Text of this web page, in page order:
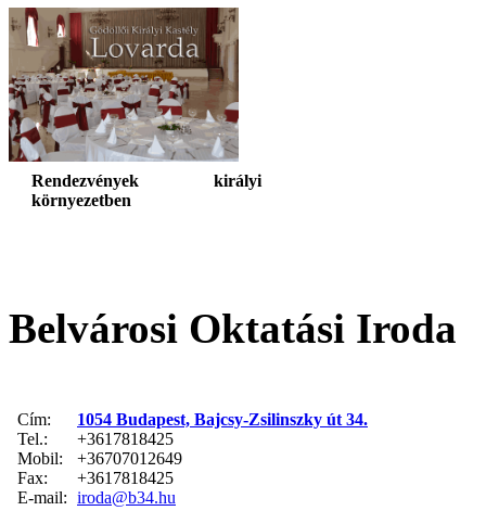
Rendezvények királyi
környezetben
Belvárosi Oktatási Iroda
Cím:
1054 Budapest, Bajcsy-Zsilinszky út 34.
Tel.:
+3617818425
Mobil:
+36707012649
Fax:
+3617818425
E-mail: iroda@b34.hu